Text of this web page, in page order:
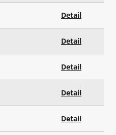
Detail
Detail
Detail
Detail
Detail